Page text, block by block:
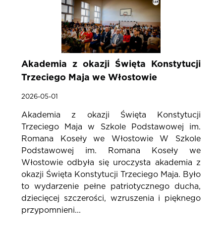
Akademia z okazji Święta Konstytucji
Trzeciego Maja we Włostowie
2026-05-01
Akademia z okazji Święta Konstytucji
Trzeciego Maja w Szkole Podstawowej im.
Romana Koseły we Włostowie W Szkole
Podstawowej im. Romana Koseły we
Włostowie odbyła się uroczysta akademia z
okazji Święta Konstytucji Trzeciego Maja. Było
to wydarzenie pełne patriotycznego ducha,
dziecięcej szczerości, wzruszenia i pięknego
przypomnieni...